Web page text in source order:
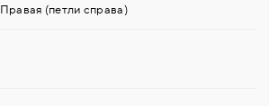
Правая (петли справа)